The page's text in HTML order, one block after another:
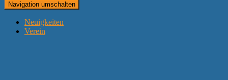
Navigation umschalten
Neuigkeiten
Verein